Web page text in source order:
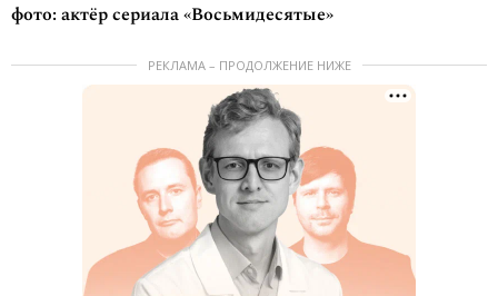
фото: актёр сериала «Восьмидесятые»
РЕКЛАМА – ПРОДОЛЖЕНИЕ НИЖЕ